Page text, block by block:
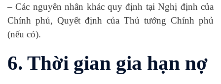
– Các nguyên nhân khác quy định tại Nghị định của
Chính phủ, Quyết định của Thủ tướng Chính phủ
(nếu có).
6. Thời gian gia hạn nợ